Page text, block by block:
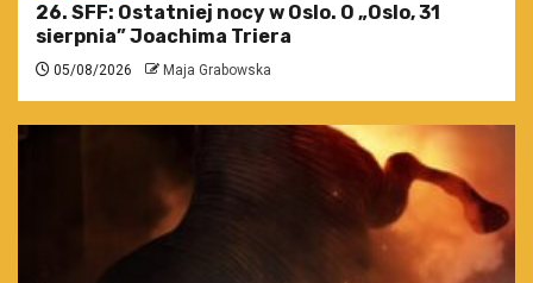
26. SFF: Ostatniej nocy w Oslo. O „Oslo, 31
sierpnia” Joachima Triera
05/08/2026 Maja Grabowska